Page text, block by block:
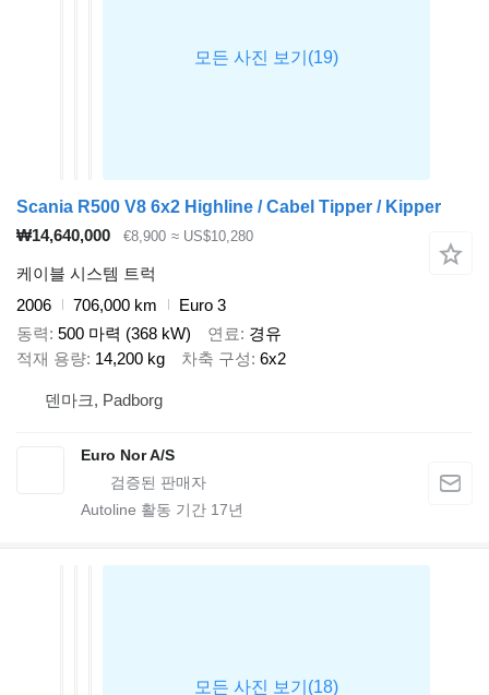
Scania R500 V8 6x2 Highline / Cabel Tipper / Kipper
₩14,640,000
€8,900 ≈ US$10,280
케이블 시스템 트럭
2006
706,000 km
Euro 3
동력 500 마력 (368 kW) 연료
경유
적재 용량 14,200 kg 차축 구성 6x2
덴마크, Padborg
Euro Nor A/S
Autoline 활동 기간 17년